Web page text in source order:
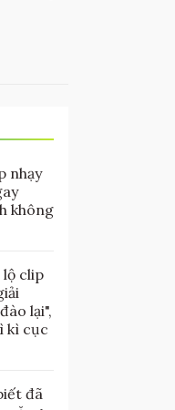
nhạy
không
lộ clip
lại",
kì cục
đã